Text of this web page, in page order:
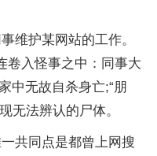
维护某网站的工作。
卷入怪事之中：同事大
中无故自杀身亡;“朋
无法辨认的尸体。
共同点是都曾上网搜